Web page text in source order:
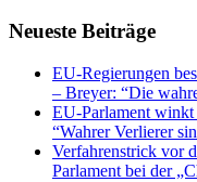
Neueste Beiträge
EU-Regierungen
– Breyer: “Die
EU-Parlament
“Wahrer Verlierer
Verfahrenstrick vor
Parlament bei der